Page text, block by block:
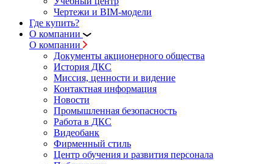
Чертежи и BIM-модели
Где купить?
О компании
О компании
Документы акционерного общества
История ДКС
Миссия, ценности и видение
Контактная информация
Новости
Промышленная безопасность
Работа в ДКС
Видеобанк
Фирменный стиль
Центр обучения и развития персонала